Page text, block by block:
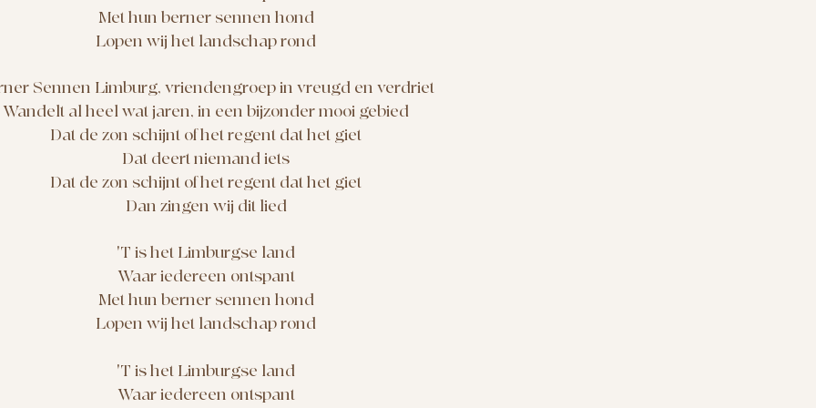
Met hun berner sennen hond
Lopen wij het landschap rond
Sennen Limburg, vriendengroep in vreugd en verdriet
Wandelt al heel wat jaren, in een bijzonder mooi gebied
Dat de zon schijnt of het regent dat het giet
Dat deert niemand iets
Dat de zon schijnt of het regent dat het giet
Dan zingen wij dit lied
'T is het Limburgse land
Waar iedereen ontspant
Met hun berner sennen hond
Lopen wij het landschap rond
'T is het Limburgse land
Waar iedereen ontspant